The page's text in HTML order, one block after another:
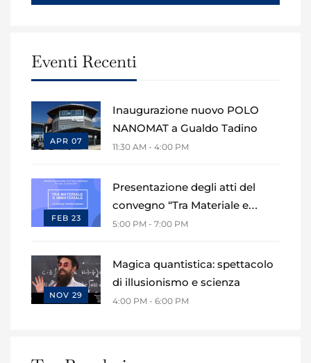
Eventi Recenti
APR 07
Inaugurazione nuovo POLO
NANOMAT a Gualdo Tadino
11:30 AM - 4:00 PM
FEB 23
Presentazione degli atti del
convegno “Tra Materiale e
Immateriale: un dialogo
5:00 PM - 7:00 PM
NOV 29
Magica quantistica: spettacolo
di illusionismo e scienza
4:00 PM - 6:00 PM